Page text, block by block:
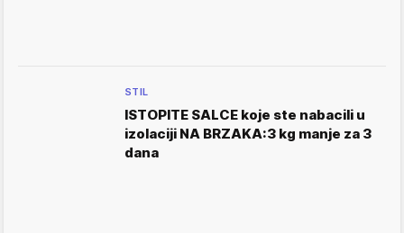
STIL
ISTOPITE SALCE koje ste nabacili u
izolaciji NA BRZAKA:3 kg manje za 3
dana